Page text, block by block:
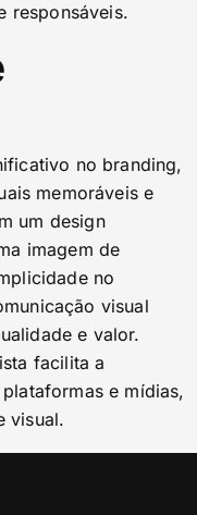
responsáveis.
no branding,
memoráveis e
um design
imagem de
no
visual
e valor.
facilita a
e mídias,
visual.